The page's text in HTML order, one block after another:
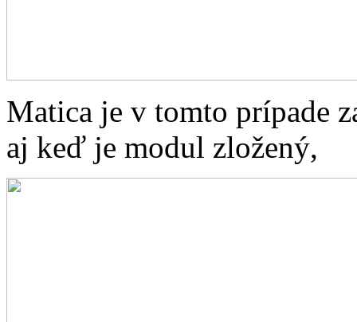
Matica je v tomto prípade
aj keď je modul zložený,